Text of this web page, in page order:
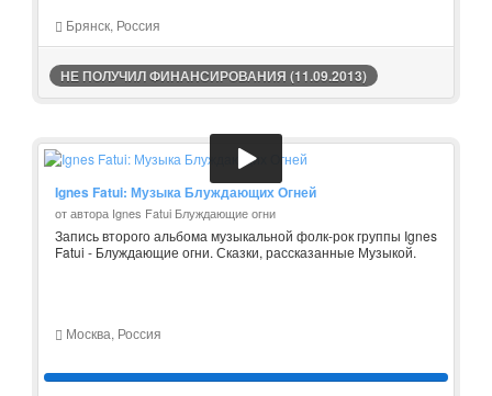
Брянск, Россия
НЕ ПОЛУЧИЛ ФИНАНСИРОВАНИЯ (11.09.2013)
Ignes Fatui: Музыка Блуждающих Огней
от автора Ignes Fatui Блуждающие огни
Запись второго альбома музыкальной фолк-рок группы Ignes
Fatui - Блуждающие огни. Сказки, рассказанные Музыкой.
Москва, Россия